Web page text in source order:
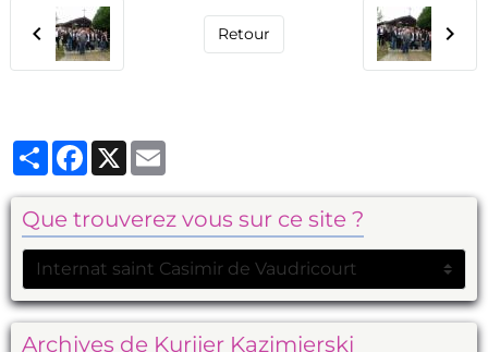
Retour
PartagerFacebook
X
Que trouverez vous sur ce site ?
Archives de Kurijer Kazimierski